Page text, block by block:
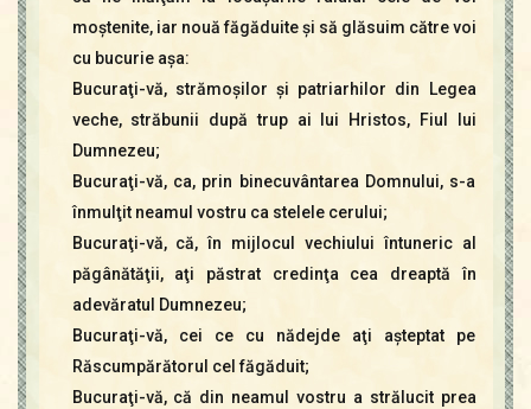
moştenite, iar nouă făgăduite şi să glăsuim către voi
cu bucurie aşa:
Bucuraţi-vă, strămoşilor şi patriarhilor din Legea
veche, străbunii după trup ai lui Hristos, Fiul lui
Dumnezeu;
Bucuraţi-vă, ca, prin binecuvântarea Domnului, s-a
înmulţit neamul vostru ca stelele cerului;
Bucuraţi-vă, că, în mijlocul vechiului întuneric al
păgânătăţii, aţi păstrat credinţa cea dreaptă în
adevăratul Dumnezeu;
Bucuraţi-vă, cei ce cu nădejde aţi aşteptat pe
Răscumpărătorul cel făgăduit;
Bucuraţi-vă, că din neamul vostru a strălucit prea